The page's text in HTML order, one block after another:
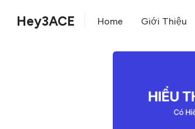
Hey3ACE Home Giới Thiệu